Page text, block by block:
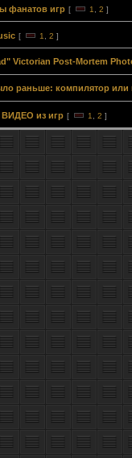
фанатов игр [ 1 2 ]
[ 1 2 ]
Victorian Post-Mortem
раньше: компилятор или
из игр [ 1 2 ]